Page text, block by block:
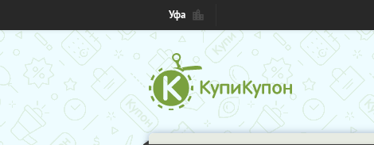
Уфа